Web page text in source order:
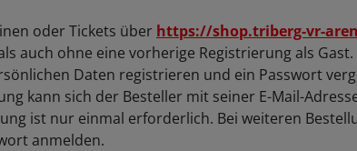
oder Tickets über https://shop.triberg-vr-
auch ohne eine vorherige Registrierung als
Daten registrieren und ein Passwort
kann sich der Besteller mit seiner E-Mail-
ist nur einmal erforderlich. Bei weiteren
anmelden.